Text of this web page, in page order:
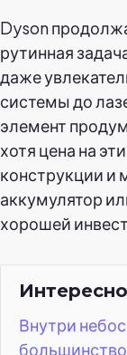
Dyson
рутинная
даже
системы до
элемент
хотя цена на
конструкции и
аккумулятор
хорошей
Внутри